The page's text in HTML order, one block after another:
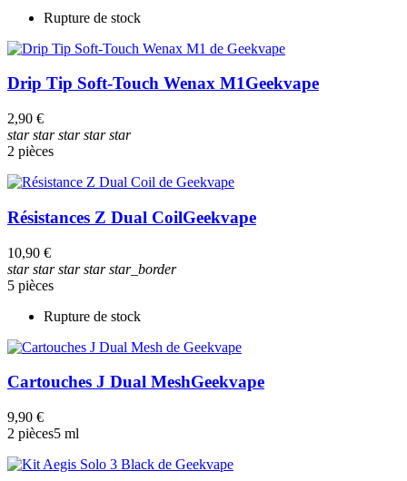
Rupture de stock
Drip Tip Soft-Touch Wenax M1Geekvape
2,90 €
starstarstarstarstar
2 pièces
Résistances Z Dual CoilGeekvape
10,90 €
starstarstarstarstar_border
5 pièces
Rupture de stock
Cartouches J Dual MeshGeekvape
9,90 €
2 pièces5 ml